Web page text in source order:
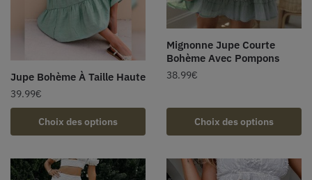
Jupe Bohème À Taille Haute
39.99€
Choix des options
Mignonne Jupe Courte
Bohème Avec Pompons
38.99€
Choix des options